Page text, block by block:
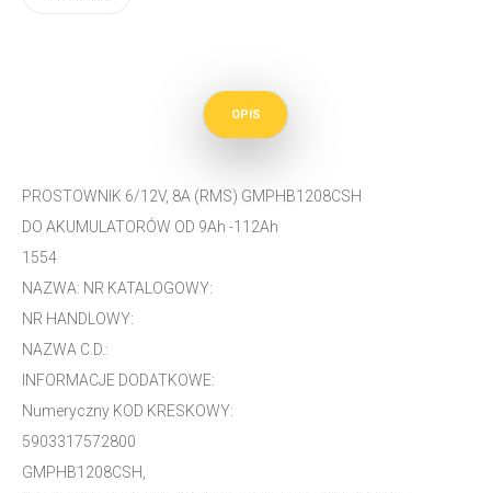
OPIS
PROSTOWNIK 6/12V, 8A (RMS) GMPHB1208CSH
DO AKUMULATORÓW OD 9Ah -112Ah
1554
NAZWA: NR KATALOGOWY:
NR HANDLOWY:
NAZWA C.D.:
INFORMACJE DODATKOWE:
Numeryczny KOD KRESKOWY:
5903317572800
GMPHB1208CSH,